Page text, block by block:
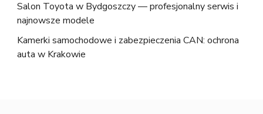
Salon Toyota w Bydgoszczy — profesjonalny serwis i
najnowsze modele
Kamerki samochodowe i zabezpieczenia CAN: ochrona
auta w Krakowie